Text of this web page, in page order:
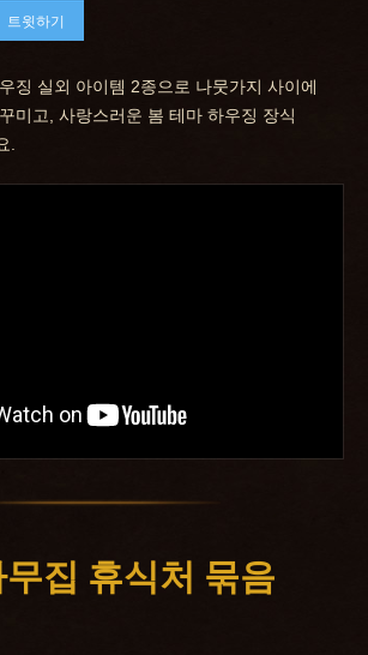
트윗하기
징 실외 아이템 2종으로 나뭇가지 사이에
미고, 사랑스러운 봄 테마 하우징 장식
.
집 휴식처 묶음